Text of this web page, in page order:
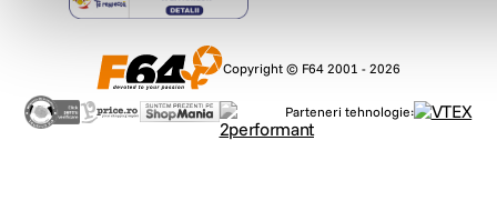
Copyright © F64 2001 - 2026
Parteneri tehnologie: